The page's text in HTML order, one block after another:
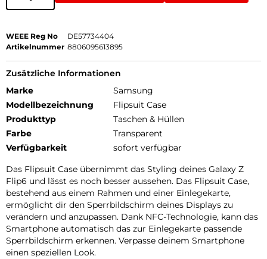
WEEE Reg No
DE57734404
Artikelnummer 8806095613895
Zusätzliche Informationen
Marke
Samsung
Modellbezeichnung
Flipsuit Case
Produkttyp
Taschen & Hüllen
Farbe
Transparent
Verfügbarkeit
sofort verfügbar
Das Flipsuit Case übernimmt das Styling deines Galaxy Z
Flip6 und lässt es noch besser aussehen. Das Flipsuit Case,
bestehend aus einem Rahmen und einer Einlegekarte,
ermöglicht dir den Sperrbildschirm deines Displays zu
verändern und anzupassen. Dank NFC-Technologie, kann das
Smartphone automatisch das zur Einlegekarte passende
Sperrbildschirm erkennen. Verpasse deinem Smartphone
einen speziellen Look.